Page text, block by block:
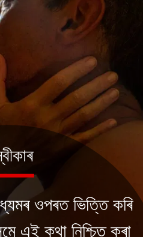
ওপৰত ভিত্তি কৰি
এই কথা নিশ্চিত কৰা